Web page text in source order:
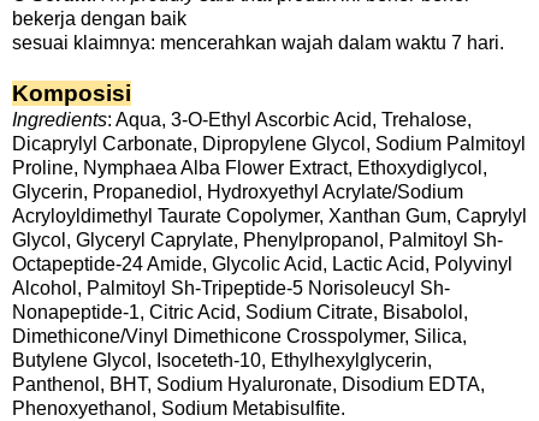
bekerja dengan baik
sesuai klaimnya: mencerahkan wajah dalam waktu 7 hari.
Komposisi
Ingredients: Aqua, 3-O-Ethyl Ascorbic Acid, Trehalose,
Dicaprylyl Carbonate, Dipropylene Glycol, Sodium Palmitoyl
Proline, Nymphaea Alba Flower Extract, Ethoxydiglycol,
Glycerin, Propanediol, Hydroxyethyl Acrylate/Sodium
Acryloyldimethyl Taurate Copolymer, Xanthan Gum, Caprylyl
Glycol, Glyceryl Caprylate, Phenylpropanol, Palmitoyl Sh-
Octapeptide-24 Amide, Glycolic Acid, Lactic Acid, Polyvinyl
Alcohol, Palmitoyl Sh-Tripeptide-5 Norisoleucyl Sh-
Nonapeptide-1, Citric Acid, Sodium Citrate, Bisabolol,
Dimethicone/Vinyl Dimethicone Crosspolymer, Silica,
Butylene Glycol, Isoceteth-10, Ethylhexylglycerin,
Panthenol, BHT, Sodium Hyaluronate, Disodium EDTA,
Phenoxyethanol, Sodium Metabisulfite.